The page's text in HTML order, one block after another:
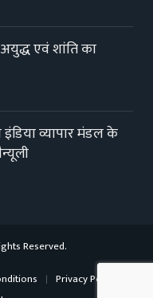
एवं शांति का
व्यापार मंडल के
Reserved.
Privacy Policy